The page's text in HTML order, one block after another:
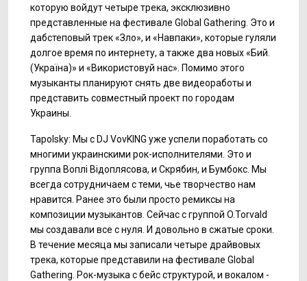
которую войдут четыре трека, эксклюзивно
представленные на фестивале Global Gathering. Это и
дабстеповый трек «Зло», и «Навпаки», которые гуляли
долгое время по интернету, а также два новых «Бий.
(Україна)» и «Використовуй нас». Помимо этого
музыканты планируют снять две видеоработы и
представить совместный проект по городам
Украины.
Tapolsky: Мы с DJ VovKING уже успели поработать со
многими украинскими рок-исполнителями. Это и
группа Воплі Відоплясова, и Скрябин, и Бумбокс. Мы
всегда сотрудничаем с теми, чье творчество нам
нравится. Ранее это были просто ремиксы на
композиции музыкантов. Сейчас с группой O.Torvald
мы создавали все с нуля. И довольно в сжатые сроки.
В течение месяца мы записали четыре драйвовых
трека, которые представили на фестивале Global
Gathering. Рок-музыка с бейс структурой, и вокалом -